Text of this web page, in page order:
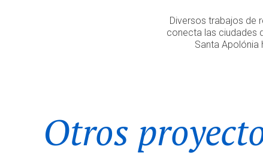
Diversos trabajos de
conecta las ciudades
Santa
Otros